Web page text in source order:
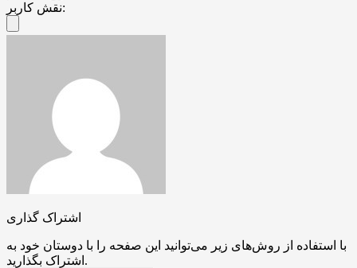
نقش کاربر:
اشتراک گذاری
با استفاده از روش‌های زیر می‌توانید این صفحه را با دوستان خود به
اشتراک بگذارید.